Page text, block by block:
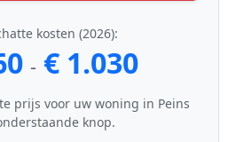
kosten (2026):
- € 1.030
prijs voor uw woning in Peins
knop.